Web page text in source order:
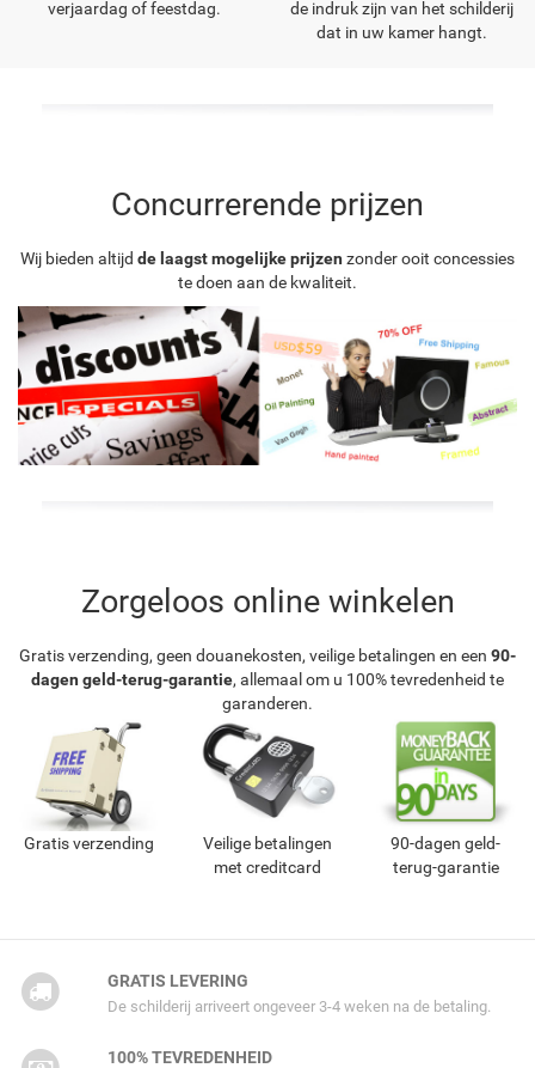
verjaardag of feestdag.
de indruk zijn van het schilderij
dat in uw kamer hangt.
Concurrerende prijzen
Wij bieden altijd de laagst mogelijke prijzen zonder ooit concessies
te doen aan de kwaliteit.
Zorgeloos online winkelen
Gratis verzending, geen douanekosten, veilige betalingen en een 90-
dagen geld-terug-garantie, allemaal om u 100% tevredenheid te
garanderen.
Gratis verzending
Veilige betalingen
met creditcard
90-dagen geld-
terug-garantie
GRATIS LEVERING
De schilderij arriveert ongeveer 3-4 weken na de betaling.
100% TEVREDENHEID